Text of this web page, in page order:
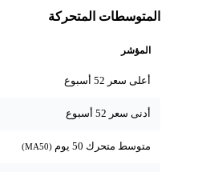
المتوسطات المتحركة
المؤشر
أعلى سعر 52 أسبوع
أدنى سعر 52 أسبوع
متوسط متحرك 50 يوم